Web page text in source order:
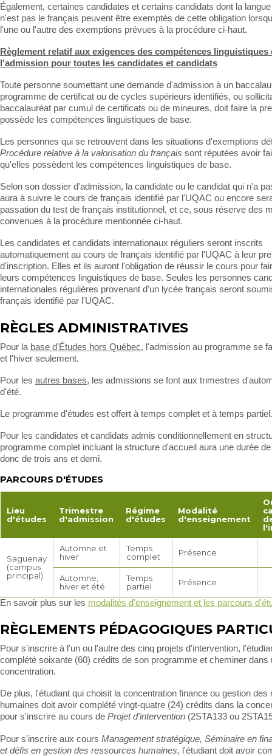
Également, certaines candidates et certains candidats dont la
n'est pas le français peuvent être exemptés de cette obligation
l'une ou l'autre des exemptions prévues à la procédure ci-haut.
Règlement relatif aux exigences des compétences linguistiques
l'admission pour toutes les candidates et candidats
Toute personne soumettant une demande d'admission à un
programme de certificat ou de cycles supérieurs identifiés, ou
baccalauréat par cumul de certificats ou de mineures, doit faire la
possède les compétences linguistiques de base.
Les personnes qui se retrouvent dans les situations d'exemptions
Procédure relative à la valorisation du français sont réputées avoir
qu'elles possèdent les compétences linguistiques de base.
Selon son dossier d'admission, la candidate ou le candidat qui n'a
aura à suivre le cours de français identifié par l'UQAC ou encore
passation du test de français institutionnel, et ce, sous réserve des
convenues à la procédure mentionnée ci-haut.
Les candidates et candidats internationaux réguliers seront inscrits
automatiquement au cours de français identifié par l'UQAC à leur
d'inscription. Elles et ils auront l'obligation de réussir le cours pour
leurs compétences linguistiques de base. Seules les personnes
internationales régulières provenant d'un lycée français seront
français identifié par l'UQAC.
RÈGLES ADMINISTRATIVES
Pour la base d'Études hors Québec, l'admission au programme se
et l'hiver seulement.
Pour les autres bases, les admissions se font aux trimestres
d'été.
Le programme d'études est offert à temps complet et à temps partiel.
Pour les candidates et candidats admis conditionnellement en
programme complet incluant la structure d'accueil aura une durée
donc de trois ans et demi.
PARCOURS D'ÉTUDES
Lieu
d'études
Trimestre
d'admission
Régime
d'études
Modalité
d'enseignement
Saguenay
(campus
principal)
Automne et
hiver
Temps
complet
Présence
Automne,
hiver et été
Temps
partiel
Présence
En savoir plus sur les modalités d'enseignement et les parcours
RÈGLEMENTS PÉDAGOGIQUES
Pour s'inscrire à l'un ou l'autre des cinq projets d'intervention,
complété soixante (60) crédits de son programme et cheminer dans
concentration.
De plus, l'étudiant qui choisit la concentration finance ou gestion des
humaines doit avoir complété vingt-quatre (24) crédits dans la
pour s'inscrire au cours de Projet d'intervention (2STA133 ou
Pour s'inscrire aux cours Management stratégique, Séminaire en
et défis en gestion des ressources humaines, l'étudiant doit avoir